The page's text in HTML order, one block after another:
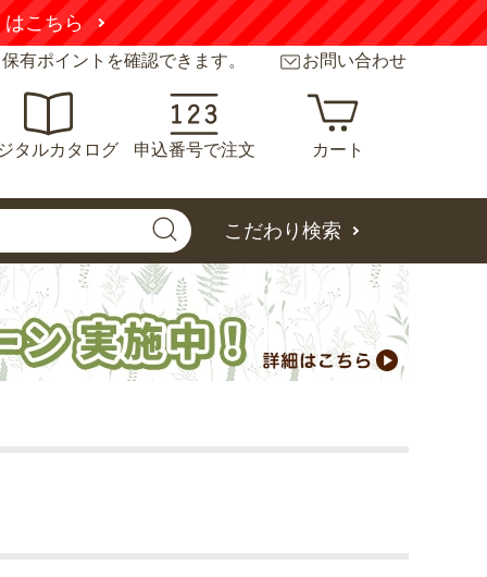
はこちら
有ポイントを確認できます。 お問い合わせ
タルカタログ 申込番号で注文 カート
こだわり検索